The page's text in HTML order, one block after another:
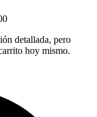
detallada, pero
hoy mismo.